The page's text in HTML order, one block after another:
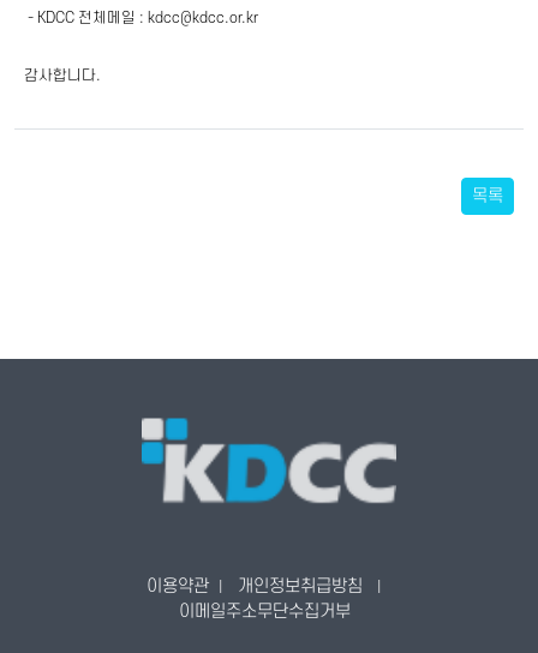
- KDCC 전체메일 : kdcc@kdcc.or.kr
감사합니다.
목록
이용약관 개인정보취급방침
이메일주소무단수집거부